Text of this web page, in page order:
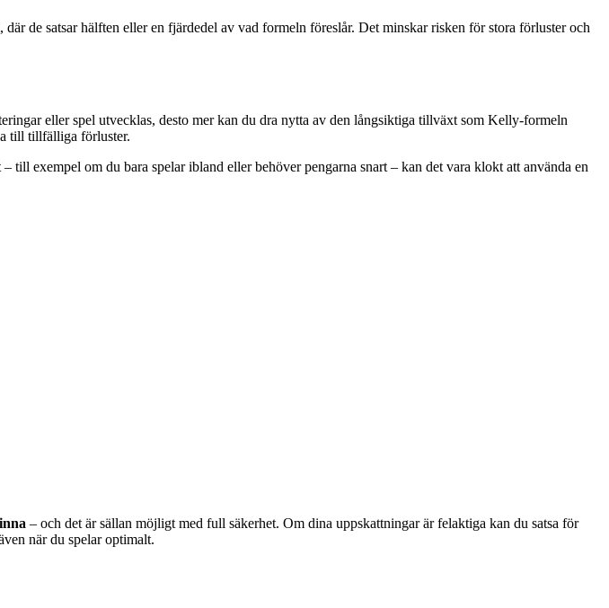
, där de satsar hälften eller en fjärdedel av vad formeln föreslår. Det minskar risken för stora förluster och
eller spel utvecklas, desto mer kan du dra nytta av den långsiktiga tillväxt som Kelly-formeln
till tillfälliga förluster.
exempel om du bara spelar ibland eller behöver pengarna snart – kan det vara klokt att använda en
– och det är sällan möjligt med full säkerhet. Om dina uppskattningar är felaktiga kan du satsa för
när du spelar optimalt.